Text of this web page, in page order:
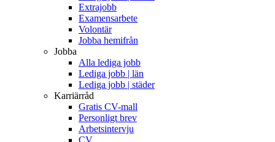
Extrajobb
Examensarbete
Volontär
Jobba hemifrån
Jobba
Alla lediga jobb
Lediga jobb | län
Lediga jobb | städer
Karriärråd
Gratis CV-mall
Personligt brev
Arbetsintervju
CV